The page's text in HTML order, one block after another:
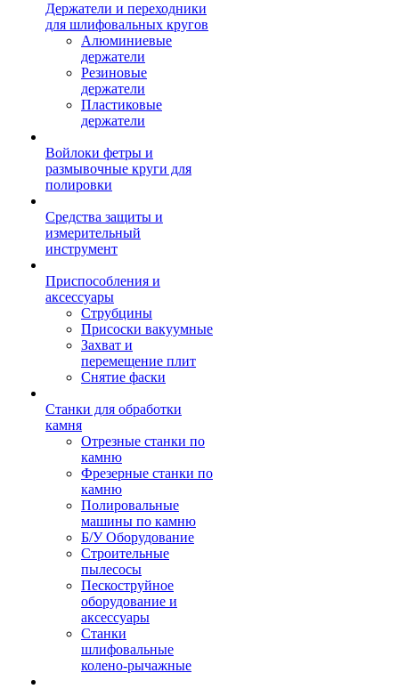
Держатели и переходники
для шлифовальных кругов
Алюминиевые
держатели
Резиновые
держатели
Пластиковые
держатели
Войлоки фетры и
размывочные круги для
полировки
Средства защиты и
измерительный
инструмент
Приспособления и
аксессуары
Струбцины
Присоски вакуумные
Захват и
перемещение плит
Снятие фаски
Станки для обработки
камня
Отрезные станки по
камню
Фрезерные станки по
камню
Полировальные
машины по камню
Б/У Оборудование
Строительные
пылесосы
Пескоструйное
оборудование и
аксессуары
Станки
шлифовальные
колено-рычажные